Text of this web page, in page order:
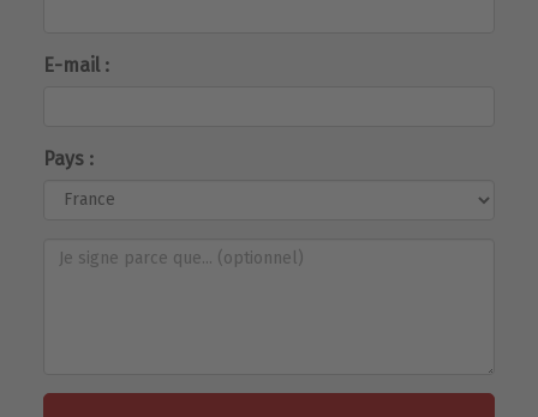
E-mail :
Pays :